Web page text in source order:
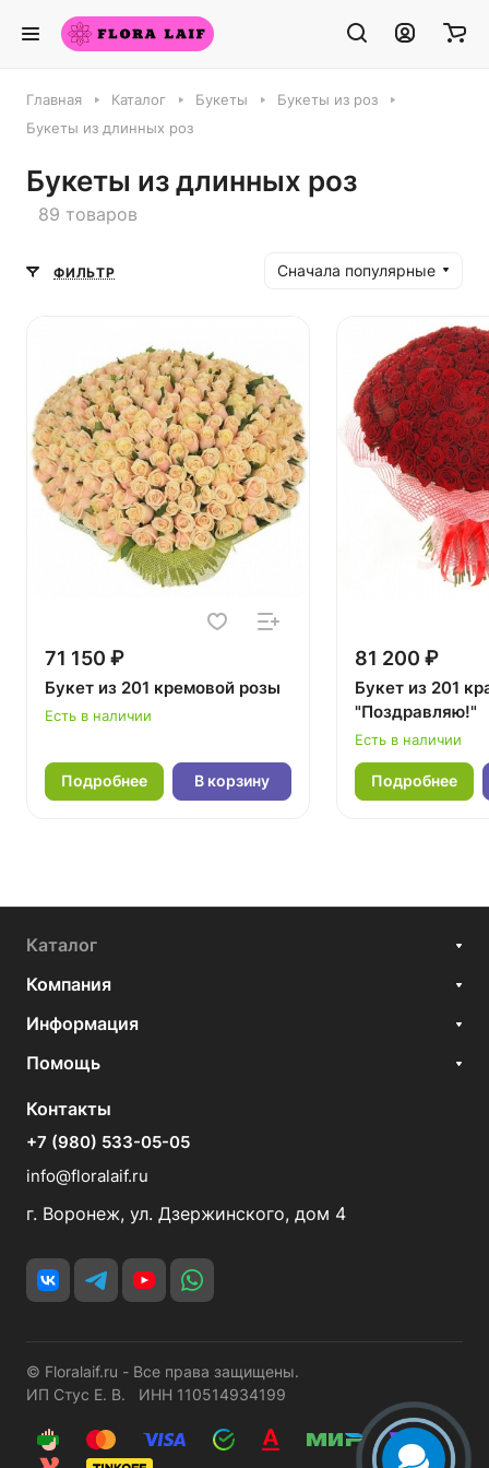
Главная Каталог Букеты
Букеты из роз
Букеты из длинных роз
Букеты из длинных роз
89 товаров
ФИЛЬТР Сначала популярные
71 150 ₽
Букет из 201 кремовой розы
Есть в наличии
Подробнее В корзину
81 200 ₽
Букет из 201
"Поздравляю!"
Есть в наличии
Подробнее
Каталог
Компания
Информация
Помощь
Контакты
+7 (980) 533-05-05
info@floralaif.ru
г. Воронеж, ул. Дзержинского, дом 4
© Floralaif.ru - Все права защищены.
ИП Стус Е. В. ИНН 110514934199